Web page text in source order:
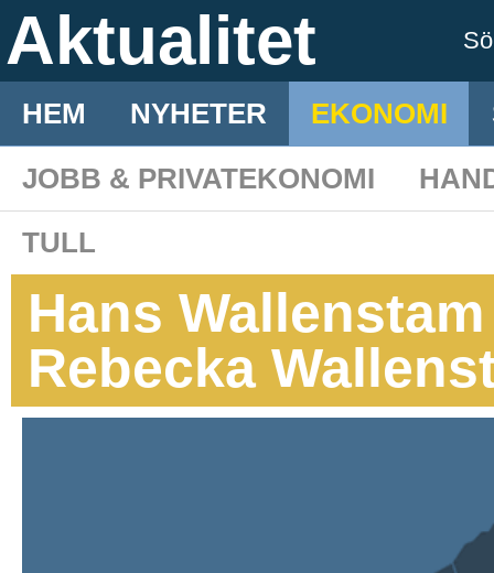
Aktualitet
HEM NYHETER EKONOMI
JOBB & PRIVATEKONOMI
TULL
Hans
Rebecka